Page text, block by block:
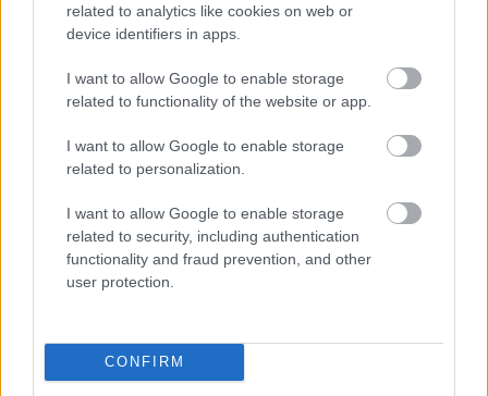
related to analytics like cookies on web or
device identifiers in apps.
I want to allow Google to enable storage
related to functionality of the website or app.
I want to allow Google to enable storage
related to personalization.
I want to allow Google to enable storage
related to security, including authentication
functionality and fraud prevention, and other
user protection.
CONFIRM
A Top Of The Pops-rejtély
2024. március 12.
A People Are People-nek két Top Of The Pops
fellépése volt. Ez volt az első, ám aztán a második
TOTOP fellépés elmaradt, a BBC sztrájkja miatt.
Jonathan Miller megemlíti a Stripped című
könyvben, hogy "ha ez nem jön közbe, szinte biztos,
hogy a People Are People feljut a slágerlista